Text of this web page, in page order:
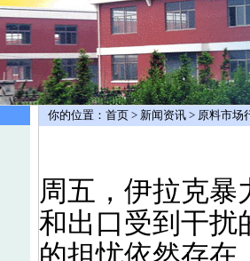
你的位置： 首页 > 新闻资讯 > 原料市场
周五，伊拉克暴
和出口受到干扰